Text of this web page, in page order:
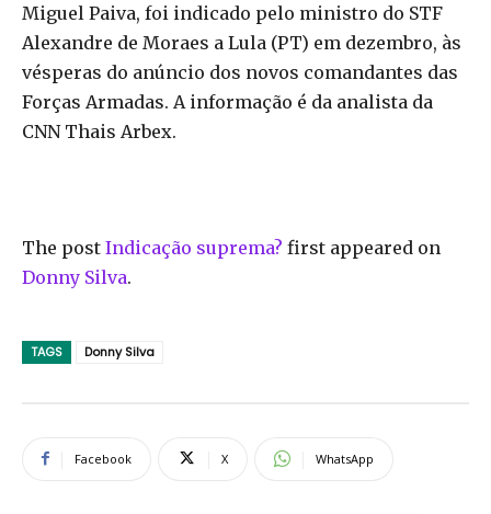
Miguel Paiva, foi indicado pelo ministro do STF
Alexandre de Moraes a Lula (PT) em dezembro, às
vésperas do anúncio dos novos comandantes das
Forças Armadas. A informação é da analista da
CNN Thais Arbex.
The post Indicação suprema? first appeared on
Donny Silva.
TAGS Donny Silva
Facebook X WhatsApp